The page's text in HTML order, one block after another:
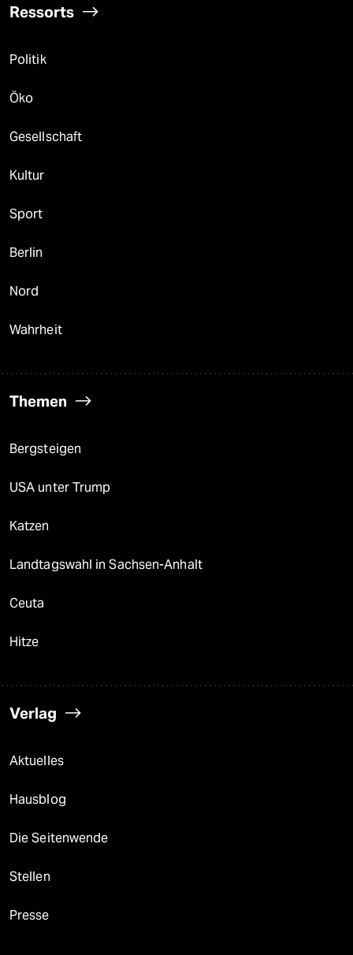
Ressorts
Politik
Öko
Gesellschaft
Kultur
Sport
Berlin
Nord
Wahrheit
Themen
Bergsteigen
USA unter Trump
Katzen
Landtagswahl in Sachsen-Anhalt
Ceuta
Hitze
Verlag
Aktuelles
Hausblog
Die Seitenwende
Stellen
Presse